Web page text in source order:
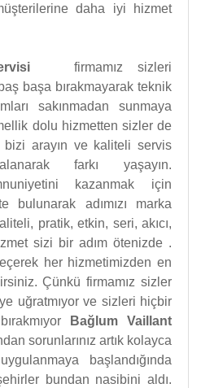
daha iyi hizmet
Servisi firmamız sizleri
başa bırakmayarak teknik
sakınmadan sunmaya
dolu hizmetten sizler de
bizi arayın ve kaliteli servis
farkı yaşayın.
kazanmak için
bulunarak adımızı marka
pratik, etkin, seri, akıcı,
sizi bir adım ötenizde .
her hizmetimizden en
Çünkü firmamız sizler
uğratmıyor ve sizleri hiçbir
Bağlum Vaillant
sorunlarınız artık kolayca
başlandığında
bundan nasibini aldı.